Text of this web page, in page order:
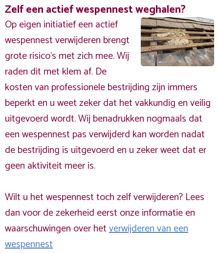
Zelf een actief wespennest weghalen?
Op eigen initiatief een actief
wespennest verwijderen brengt
grote risico’s met zich mee. Wij
raden dit met klem af. De
kosten van professionele bestrijding zijn immers
beperkt en u weet zeker dat het vakkundig en veilig
uitgevoerd wordt. Wij benadrukken nogmaals dat
een wespennest pas verwijderd kan worden nadat
de bestrijding is uitgevoerd en u zeker weet dat er
geen aktiviteit meer is.
Wilt u het wespennest toch zelf verwijderen? Lees
dan voor de zekerheid eerst onze informatie en
waarschuwingen over hetverwijderen van een
wespennest